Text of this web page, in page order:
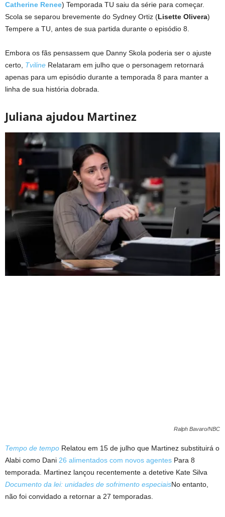
Catherine Renee) Temporada TU saiu da série para começar.
Scola se separou brevemente do Sydney Ortiz (Lisette Olivera)
Tempere a TU, antes de sua partida durante o episódio 8.
Embora os fãs pensassem que Danny Skola poderia ser o ajuste
certo, Tviline Relataram em julho que o personagem retornará
apenas para um episódio durante a temporada 8 para manter a
linha de sua história dobrada.
Juliana ajudou Martinez
Ralph Bavaro/NBC
Tempo de tempo Relatou em 15 de julho que Martinez substituirá o
Alabi como Dani 26 alimentados com novos agentes Para 8
temporada. Martinez lançou recentemente a detetive Kate Silva
Documento da lei: unidades de sofrimento especiaisNo entanto,
não foi convidado a retornar a 27 temporadas.